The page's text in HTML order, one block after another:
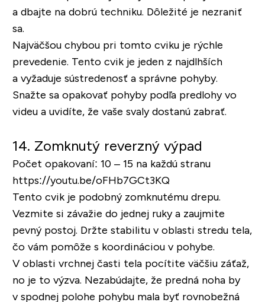
a dbajte na dobrú techniku. Dôležité je nezraniť
sa.
Najväčšou chybou pri tomto cviku je rýchle
prevedenie. Tento cvik je jeden z najdlhších
a vyžaduje sústredenosť a správne pohyby.
Snažte sa opakovať pohyby podľa predlohy vo
videu a uvidíte, že vaše svaly dostanú zabrať.
14. Zomknutý reverzný výpad
Počet opakovaní: 10 – 15 na každú stranu
https://youtu.be/oFHb7GCt3KQ
Tento cvik je podobný zomknutému drepu.
Vezmite si závažie do jednej ruky a zaujmite
pevný postoj. Držte stabilitu v oblasti stredu tela,
čo vám pomôže s koordináciou v pohybe.
V oblasti vrchnej časti tela pocítite väčšiu záťaž,
no je to výzva. Nezabúdajte, že predná noha by
v spodnej polohe pohybu mala byť rovnobežná